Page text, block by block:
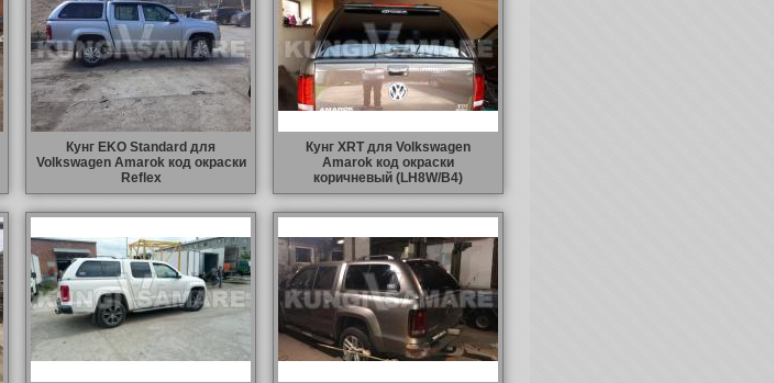
Кунг EKO Standard для
Volkswagen Amarok код окраски
Reflex
Кунг XRT для Volkswagen
Amarok код окраски
коричневый (LH8W/B4)